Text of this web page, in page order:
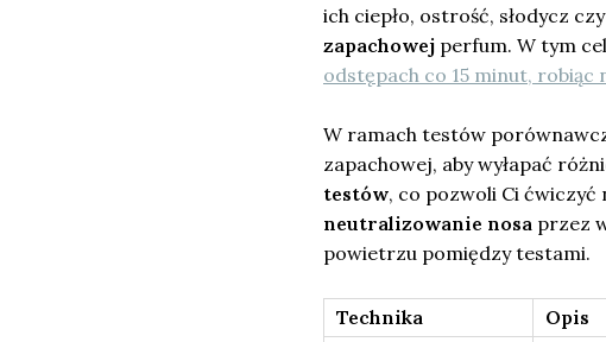
ich ciepło, ostrość, słodycz
zapachowej perfum. W tym
odstępach co 15 minut, robiąc
W ramach testów
zapachowej, aby wyłapać
testów, co pozwoli Ci ćwiczyć
neutralizowanie nosa przez
powietrzu pomiędzy testami.
Technika Opis